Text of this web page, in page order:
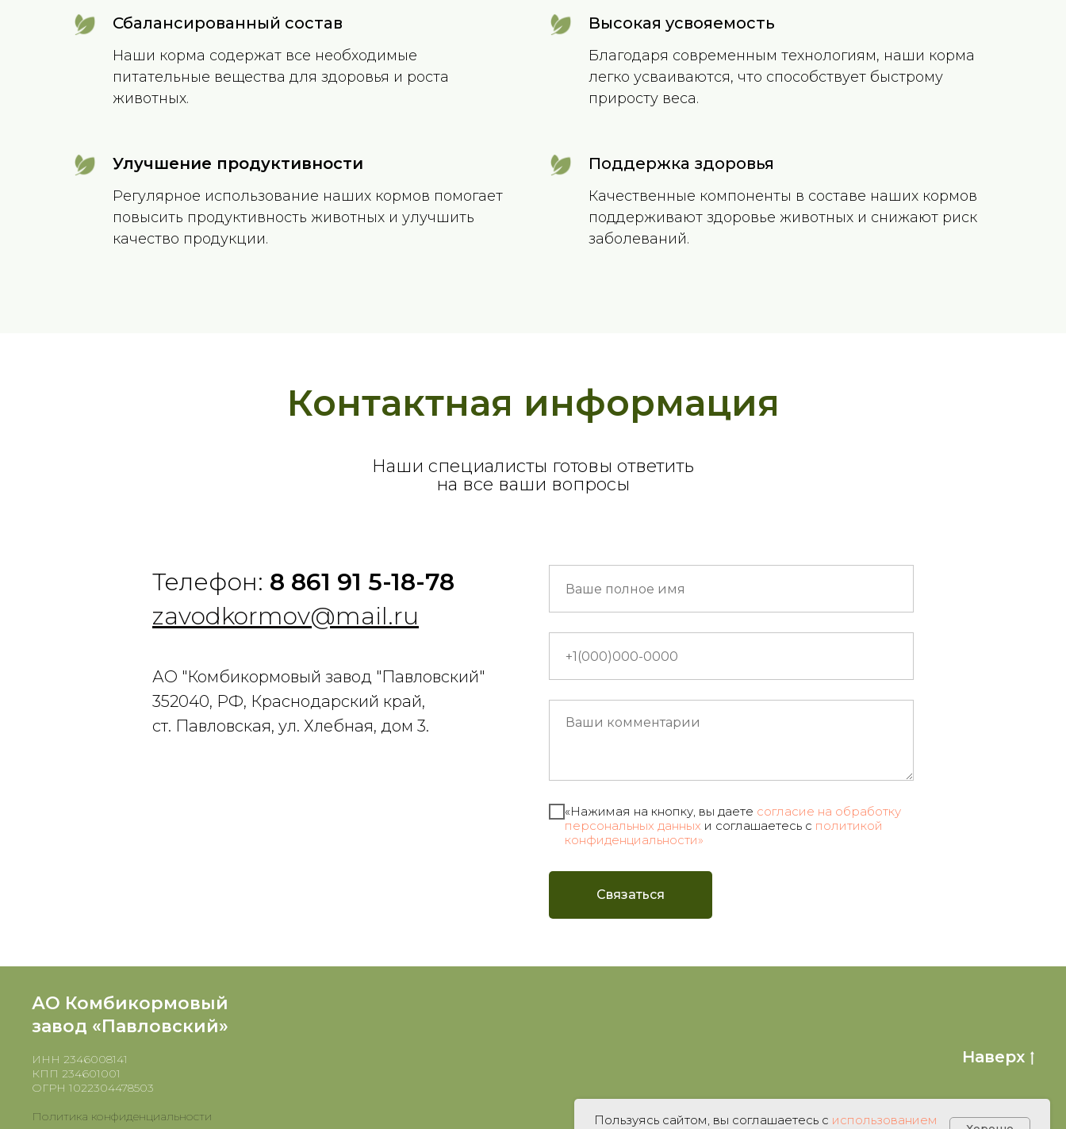
Сбалансированный состав
Наши корма содержат все необходимые
питательные вещества для здоровья и роста
животных.
Высокая усвояемость
Благодаря современным технологиям, наши корма
легко усваиваются, что способствует быстрому
приросту веса.
Улучшение продуктивности
Регулярное использование наших кормов помогает
повысить продуктивность животных и улучшить
качество продукции.
Поддержка здоровья
Качественные компоненты в составе наших кормов
поддерживают здоровье животных и снижают риск
заболеваний.
Контактная информация
Наши специалисты готовы ответить
на все ваши вопросы
Телефон: 8 861 91 5-18-78
zavodkormov@mail.ru
АО "Комбикормовый завод "Павловский"
352040, РФ, Краснодарский край,
ст. Павловская, ул. Хлебная, дом 3.
«Нажимая на кнопку, вы даете согласие на обработку
персональных данных и соглашаетесь c политикой
конфиденциальности»
Связаться
АО Комбикормовый
завод «Павловский»
ИНН 2346008141
КПП 234601001
ОГРН 1022304478503
Политика конфиденциальности
Наверх
Пользуясь сайтом, вы соглашаетесь с использованием